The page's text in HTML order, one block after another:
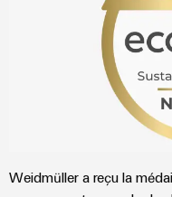
Weidmüller a reçu la